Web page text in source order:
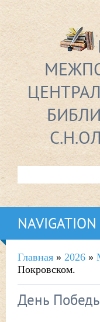
NAVIGATION
Главная » 2026 »
Покровском.
День